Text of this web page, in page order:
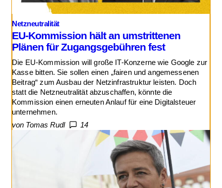
Netzneutralität
EU-Kommission hält an umstrittenen
Plänen für Zugangsgebühren fest
Die EU-Kommission will große IT-Konzerne wie Google zur
Kasse bitten. Sie sollen einen „fairen und angemessenen
Beitrag“ zum Ausbau der Netzinfrastruktur leisten. Doch
statt die Netzneutralität abzuschaffen, könnte die
Kommission einen erneuten Anlauf für eine Digitalsteuer
unternehmen.
von Tomas Rudl
14